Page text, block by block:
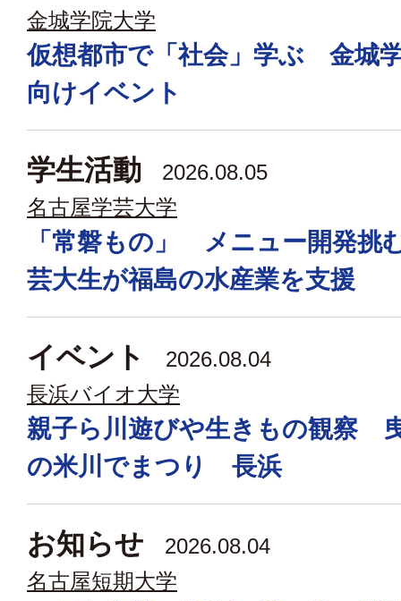
金城学院大学
仮想都市で「社会」学ぶ 金城
向けイベント
学生活動
2026.08.05
名古屋学芸大学
「常磐もの」 メニュー開発
芸大生が福島の水産業を支援
イベント
2026.08.04
長浜バイオ大学
親子ら川遊びや生きもの観察
の米川でまつり 長浜
お知らせ
2026.08.04
名古屋短期大学